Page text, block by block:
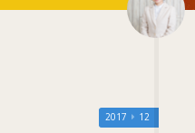
2017 12